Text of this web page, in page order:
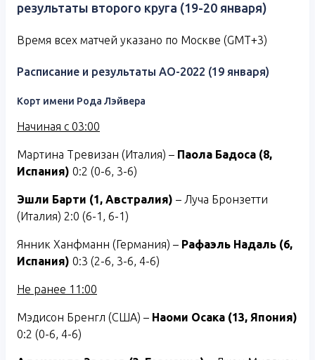
результаты второго круга (19-20 января)
Время всех матчей указано по Москве (GMT+3)
Расписание и результаты АО-2022 (19 января)
Корт имени Рода Лэйвера
Начиная с 03:00
Мартина Тревизан (Италия) – Паола Бадоса (8,
Испания) 0:2 (0-6, 3-6)
Эшли Барти (1, Австралия) – Луча Бронзетти
(Италия) 2:0 (6-1, 6-1)
Янник Ханфманн (Германия) – Рафаэль Надаль (6,
Испания) 0:3 (2-6, 3-6, 4-6)
Не ранее 11:00
Мэдисон Бренгл (США) – Наоми Осака (13, Япония)
0:2 (0-6, 4-6)